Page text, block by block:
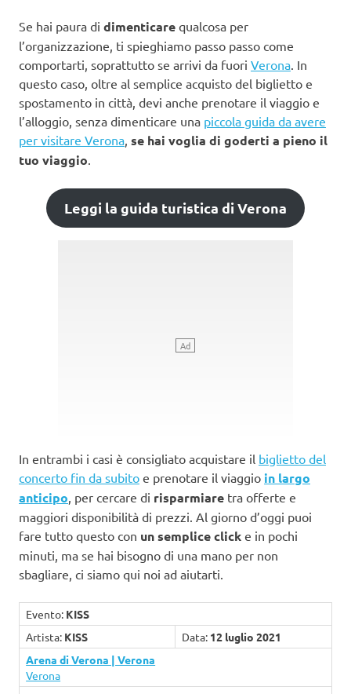
Se hai paura di dimenticare qualcosa per
l’organizzazione, ti spieghiamo passo passo come
comportarti, soprattutto se arrivi da fuori Verona. In
questo caso, oltre al semplice acquisto del biglietto e
spostamento in città, devi anche prenotare il viaggio e
l’alloggio, senza dimenticare una piccola guida da avere
per visitare Verona, se hai voglia di goderti a pieno il
tuo viaggio.
Leggi la guida turistica di Verona
In entrambi i casi è consigliato acquistare il biglietto del
concerto fin da subito e prenotare il viaggio in largo
anticipo , per cercare di risparmiare tra offerte e
maggiori disponibilità di prezzi. Al giorno d’oggi puoi
fare tutto questo con un semplice click e in pochi
minuti, ma se hai bisogno di una mano per non
sbagliare, ci siamo qui noi ad aiutarti.
Evento: KISS
Artista: KISS Data: 12 luglio 2021
Arena di Verona | Verona
Verona